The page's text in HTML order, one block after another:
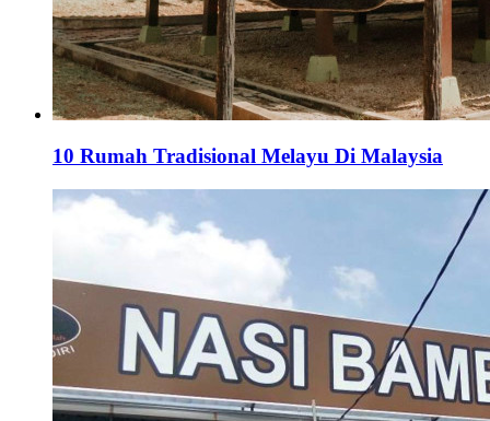
10 Rumah Tradisional Melayu Di Malaysia